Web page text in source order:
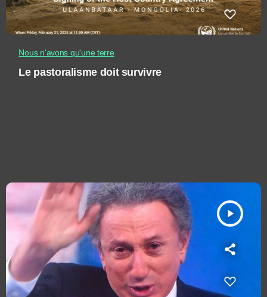
Nous n'avons qu'une terre
Le pastoralisme doit survivre
play_arrow